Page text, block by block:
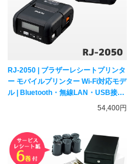
RJ-2050 | ブラザーレシートプリンタ
ー モバイルプリンター Wi-Fi対応モデ
ル | Bluetooth・無線LAN・USB接続
感熱レシート対応 サーマルプリンタ
54,400円